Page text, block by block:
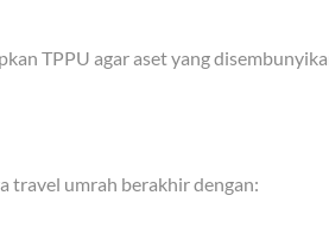
TPPU agar aset yang
travel umrah berakhir dengan: